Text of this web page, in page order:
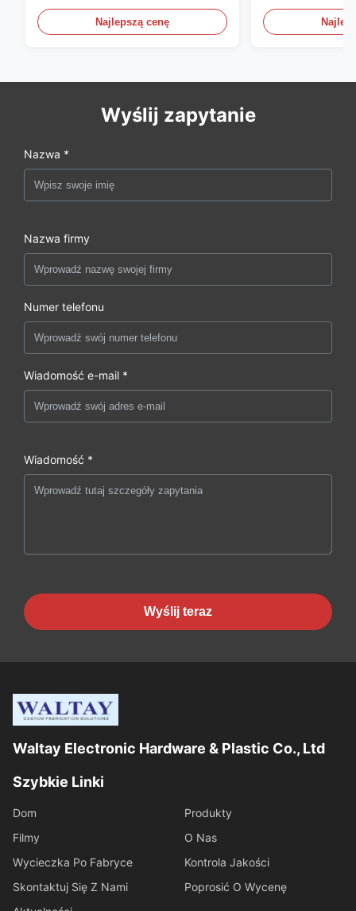
Najlepszą cenę
zasilania
Wyślij zapytanie
Nazwa *
Nazwa firmy
Numer telefonu
Wiadomość e-mail *
Wiadomość *
Wyślij teraz
Waltay Electronic Hardware & Plastic Co., Ltd
Szybkie Linki
Dom
Produkty
Filmy
O Nas
Wycieczka Po Fabryce
Kontrola Jakości
Skontaktuj Się Z Nami
Poprosić O Wycenę